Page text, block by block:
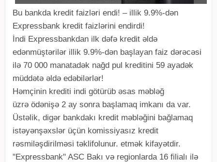
Bu bankda kredit faizləri endi! – illik 9.9%-dən
Expressbank kredit faizlərini endirdi!
İndi Expressbankdan ilk dəfə kredit əldə
edənmüştərilər illik 9.9%-dən başlayan faiz dərəcəsi
ilə 70 000 manatadək nağd pul kreditini 59 ayadək
müddətə əldə edəbilərlər!
Həmçinin krediti indi götürüb əsas məbləğ
üzrə ödənişə 2 ay sonra başlamaq imkanı da var.
Üstəlik, digər bankdakı kredit məbləğini bağlamaq
istəyənşəxslər üçün komissiyasız kredit
rəsmiləşdirilməsi təklifolunur. etmək kifayətdir.
"Expressbank" ASC Bakı və regionlarda 16 filialı ilə